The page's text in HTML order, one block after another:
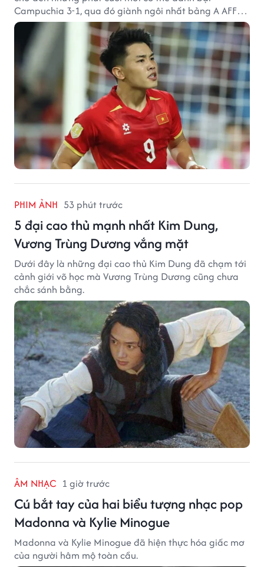
Campuchia 3-1, qua đó giành ngôi nhất bảng A AFF
Cup 2026.
PHIM ẢNH 53 phút trước
5 đại cao thủ mạnh nhất Kim Dung,
Vương Trùng Dương vắng mặt
Dưới đây là những đại cao thủ Kim Dung đã chạm tới
cảnh giới võ học mà Vương Trùng Dương cũng chưa
chắc sánh bằng.
ÂM NHẠC 1 giờ trước
Cú bắt tay của hai biểu tượng nhạc pop
Madonna và Kylie Minogue
Madonna và Kylie Minogue đã hiện thực hóa giấc mơ
của người hâm mộ toàn cầu.